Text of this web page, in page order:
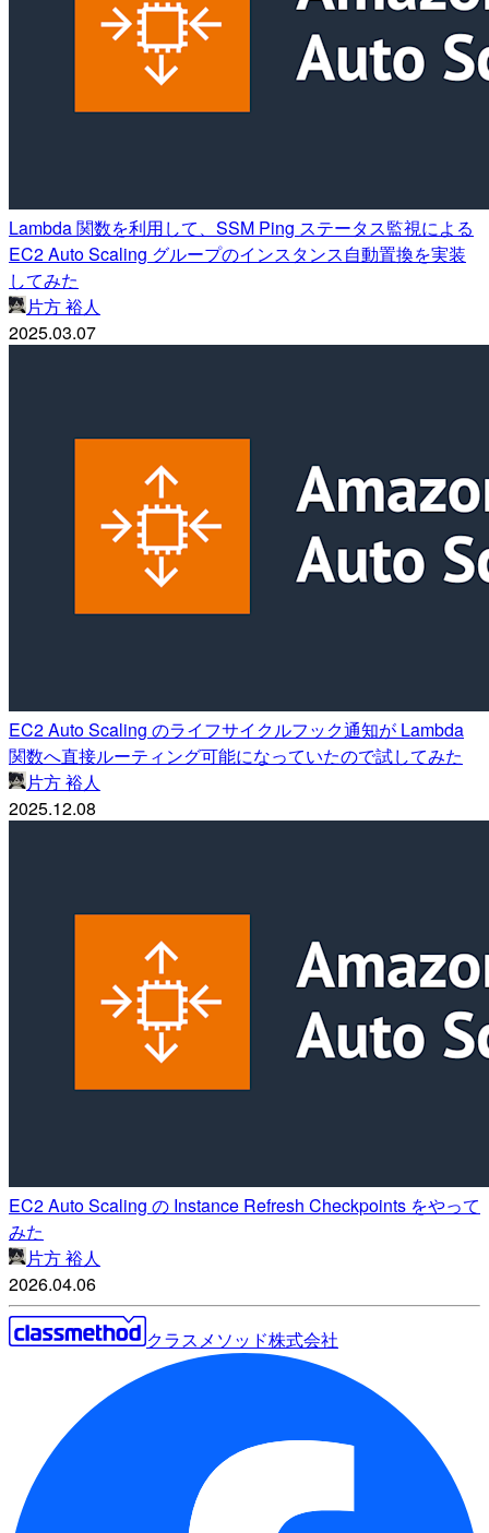
Lambda 関数を利用して、SSM Ping ステータス監視による
EC2 Auto Scaling グループのインスタンス自動置換を実装
してみた
片方 裕人
2025.03.07
EC2 Auto Scaling のライフサイクルフック通知が Lambda
関数へ直接ルーティング可能になっていたので試してみた
片方 裕人
2025.12.08
EC2 Auto Scaling の Instance Refresh Checkpoints をやって
みた
片方 裕人
2026.04.06
クラスメソッド株式会社